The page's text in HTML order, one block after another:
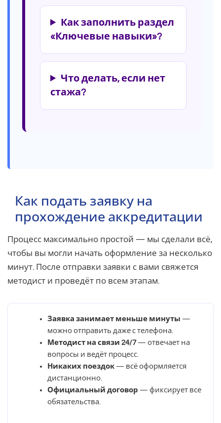
Как заполнить раздел
«Ключевые навыки»?
Что делать, если нет
стажа?
Как подать заявку на
прохождение аккредитации
Процесс максимально простой — мы сделали всё,
чтобы вы могли начать оформление за несколько
минут. После отправки заявки с вами свяжется
методист и проведёт по всем этапам.
Заявка занимает меньше минуты —
можно отправить даже с телефона.
Методист на связи 24/7— отвечает на
вопросы и ведёт процесс.
Никаких поездок — всё оформляется
дистанционно.
Официальный договор — фиксирует все
обязательства.